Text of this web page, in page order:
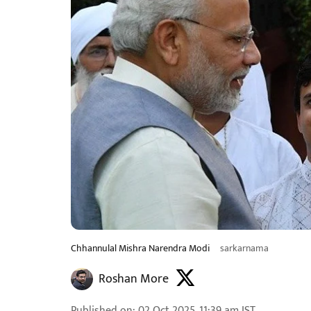
Chhannulal Mishra Narendra Modi sarkarnama
Roshan More